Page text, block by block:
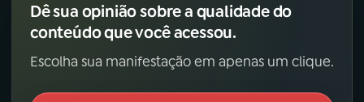
Dê sua opinião sobre a qualidade do
conteúdo que você acessou.
Escolha sua manifestação em apenas um clique.